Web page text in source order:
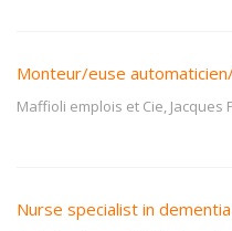
Monteur/euse
Maffioli emplois et Cie, Jacques
Nurse specialist in